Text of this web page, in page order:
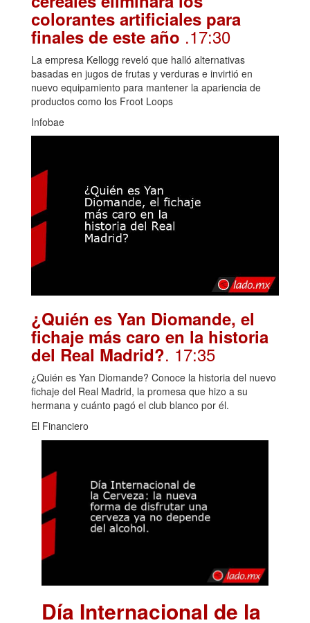
colorantes artificiales para
finales de este año .17:30
La empresa Kellogg reveló que halló alternativas
basadas en jugos de frutas y verduras e invirtió en
nuevo equipamiento para mantener la apariencia de
productos como los Froot Loops
Infobae
¿Quién es Yan Diomande, el
fichaje más caro en la historia
del Real Madrid?. 17:35
¿Quién es Yan Diomande? Conoce la historia del nuevo
fichaje del Real Madrid, la promesa que hizo a su
hermana y cuánto pagó el club blanco por él.
El Financiero
Día Internacional de la